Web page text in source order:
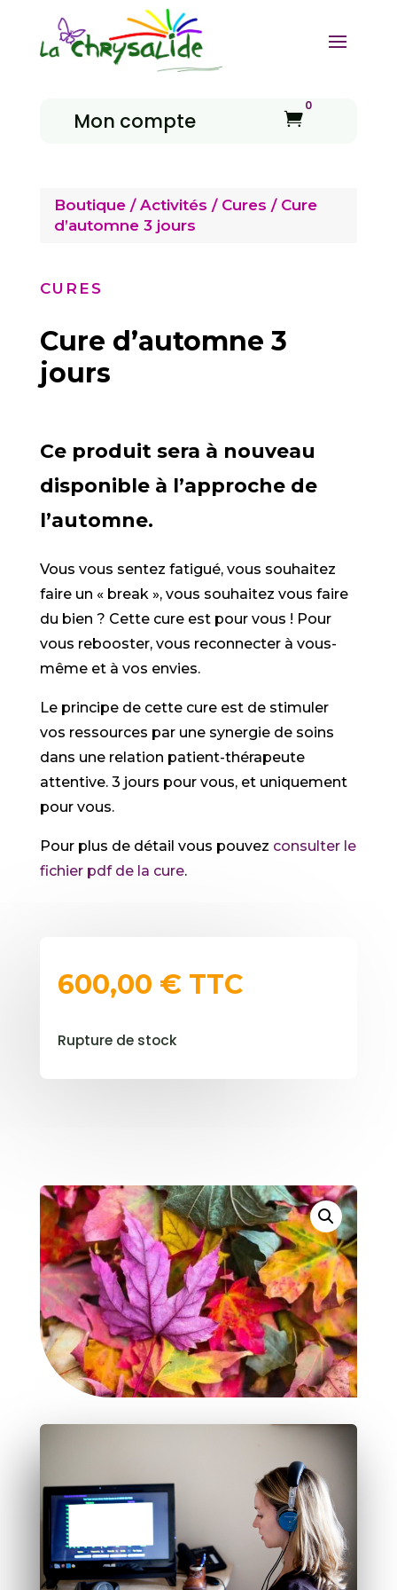
Mon compte 
0
Boutique/ Activités / Cures / Cure
d’automne 3 jours
CURES
Cure d’automne 3
jours
Ce produit sera à nouveau
disponible à l’approche de
l’automne.
Vous vous sentez fatigué, vous souhaitez
faire un « break », vous souhaitez vous faire
du bien ? Cette cure est pour vous ! Pour
vous rebooster, vous reconnecter à vous-
même et à vos envies.
Le principe de cette cure est de stimuler
vos ressources par une synergie de soins
dans une relation patient-thérapeute
attentive. 3 jours pour vous, et uniquement
pour vous.
Pour plus de détail vous pouvez consulter le
fichier pdf de la cure.
600,00 € TTC
Rupture de stock